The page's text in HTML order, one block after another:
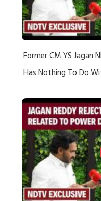
Former CM YS Jagan
Has Nothing To Do